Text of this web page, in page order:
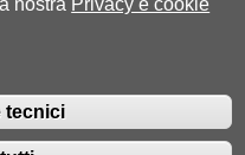
|Coordinate bancarie|Caselle
Elettronica
nostra Privacy e cookie
tecnici